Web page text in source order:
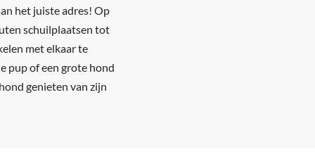
het juiste adres! Op
schuilplaatsen tot
met elkaar te
pup of een grote hond
genieten van zijn